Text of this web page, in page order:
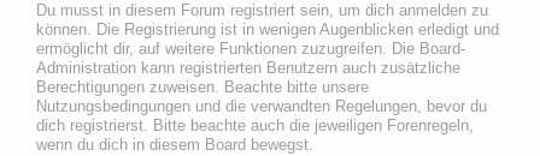
Du musst in diesem Forum registriert sein, um dich anmelden zu
können. Die Registrierung ist in wenigen Augenblicken erledigt und
ermöglicht dir, auf weitere Funktionen zuzugreifen. Die Board-
Administration kann registrierten Benutzern auch zusätzliche
Berechtigungen zuweisen. Beachte bitte unsere
Nutzungsbedingungen und die verwandten Regelungen, bevor du
dich registrierst. Bitte beachte auch die jeweiligen Forenregeln,
wenn du dich in diesem Board bewegst.